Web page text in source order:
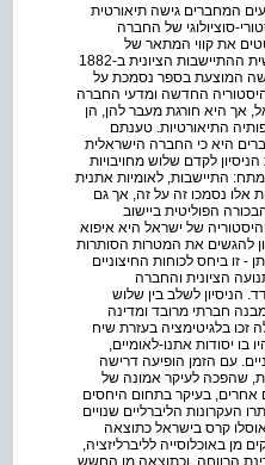
המחברים גישה תיאורטית
סוציולוגי של החברה
את קווי המתאר של
התפתחותה מראשית ההתיישבות הציונית ב-1882
המוצעת בספר נסמכת על
החדשה ומדעי החברה
אך היא חורגת מעבר להן, הן
התיאורטיות. טענתם
היא כי החברה הישראלית
לקדם שלוש מחויבויות
מתח: התיישבות, לאומיות אתנית
אלו נסמכו זה על זה, אך גם
הפוליטית ביישוב
של ישראל היא איפוא
להגשים את המטרות הסותרות
- זו ביחס לכוחות החיצוניים
הציונית והחברה
הניסיון לשלב בין שלוש
מבנה חברתי מרובד ומדינה
זכו בלגיטימציה בעזרת שיח
בו יסודות אתנו-לאומיים,
עם הזמן הופיעה דרישה
שהפכה לעיקר אמונה של
אחרים, בעיקר בתחום היחסים
העקרונות הליברליים שנויים
קרס בישראל כתוצאה
מן באוכלוסייה לליברליזציה,
הרווחה, וכתוצאה מן החשש